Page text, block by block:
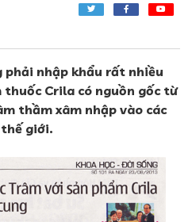
phải nhập khẩu rất nhiều
Crila có nguồn gốc từ
thầm xâm nhập vào các
giới.